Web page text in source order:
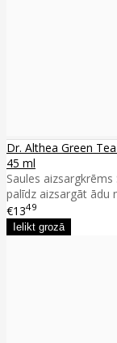
Dr. Althea Green
45 ml
Saules
palīdz aizsargāt ādu
€1349